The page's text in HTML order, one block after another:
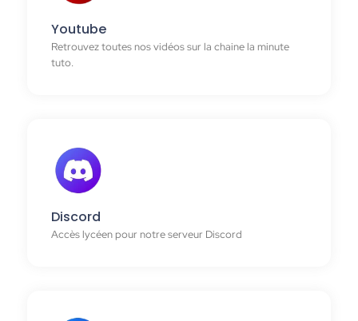
Youtube
Retrouvez toutes nos vidéos sur la chaine la minute
tuto.
Discord
Accès lycéen pour notre serveur Discord